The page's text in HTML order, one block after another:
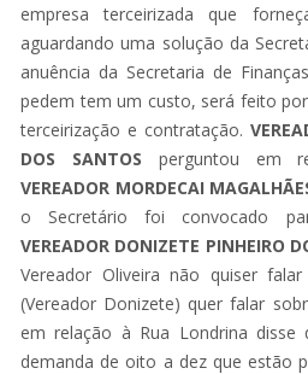
empresa terceirizada que
aguardando uma solução da
anuência da Secretaria de
pedem tem um custo, será feito
terceirização e contratação.
DOS
SANTOS perguntou em
VEREADOR MORDECAI
o Secretário foi convocado
VEREADOR DONIZETE PINHEIRO
Vereador Oliveira não quiser
(Vereador Donizete) quer falar
em relação à Rua Londrina
demanda de oito a dez que estão